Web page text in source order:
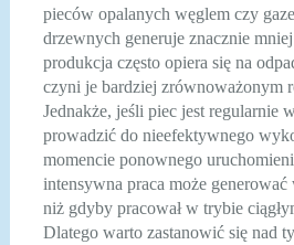
pieców opalanych węglem czy
drzewnych generuje znacznie
produkcja często opiera się na
czyni je bardziej zrównoważonym
Jednakże, jeśli piec jest regularnie
prowadzić do nieefektywnego
momencie ponownego
intensywna praca może generować
niż gdyby pracował w trybie
Dlatego warto zastanowić się nad